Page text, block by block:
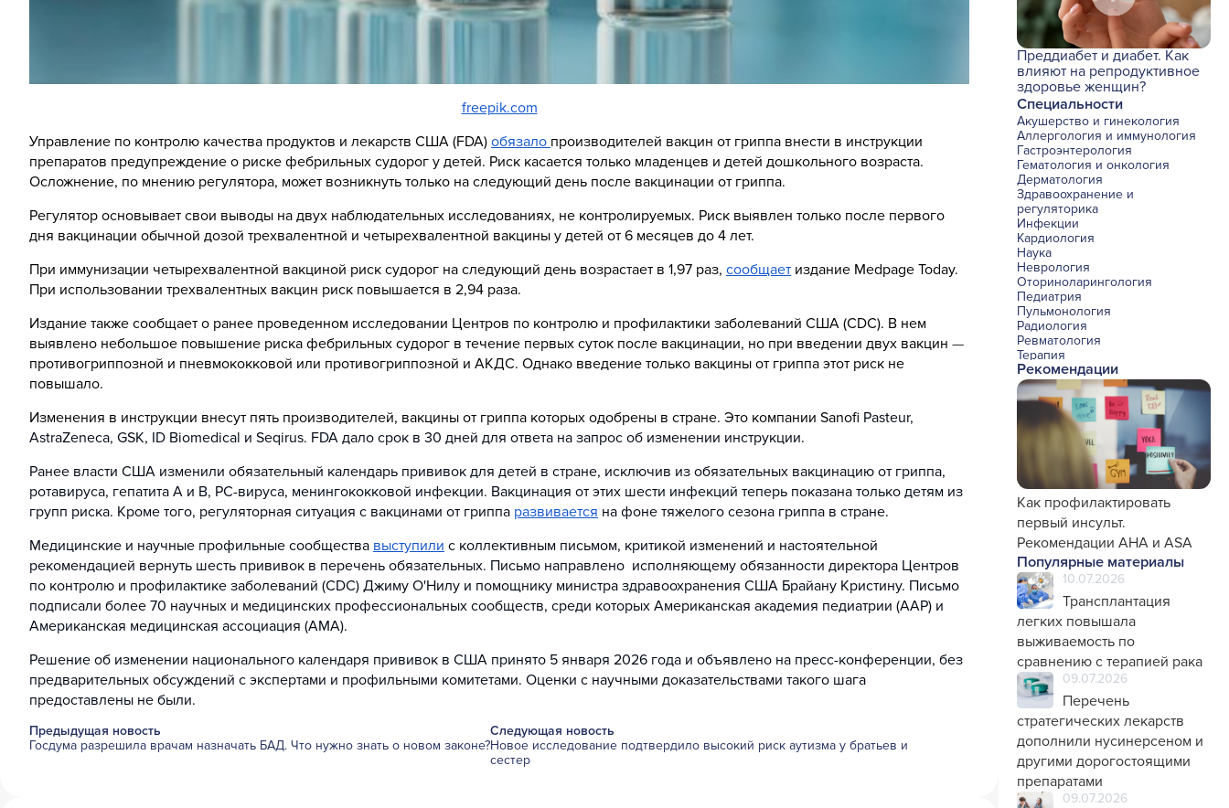
freepik.com
Управление по контролю качества продуктов и лекарств США (FDA) обязало производителей вакцин от гриппа внести в инструкции
препаратов предупреждение о риске фебрильных судорог у детей. Риск касается только младенцев и детей дошкольного возраста.
Осложнение, по мнению регулятора, может возникнуть только на следующий день после вакцинации от гриппа.
Регулятор основывает свои выводы на двух наблюдательных исследованиях, не контролируемых. Риск выявлен только после первого
дня вакцинации обычной дозой трехвалентной и четырехвалентной вакцины у детей от 6 месяцев до 4 лет.
При иммунизации четырехвалентной вакциной риск судорог на следующий день возрастает в 1,97 раз, сообщает издание Medpage Today.
При использовании трехвалентных вакцин риск повышается в 2,94 раза.
Издание также сообщает о ранее проведенном исследовании Центров по контролю и профилактики заболеваний США (CDC). В нем
выявлено небольшое повышение риска фебрильных судорог в течение первых суток после вакцинации, но при введении двух вакцин —
противогриппозной и пневмококковой или противогриппозной и АКДС. Однако введение только вакцины от гриппа этот риск не
повышало.
Изменения в инструкции внесут пять производителей, вакцины от гриппа которых одобрены в стране. Это компании Sanofi Pasteur,
AstraZeneca, GSK, ID Biomedical и Seqirus. FDA дало срок в 30 дней для ответа на запрос об изменении инструкции.
Ранее власти США изменили обязательный календарь прививок для детей в стране, исключив из обязательных вакцинацию от гриппа,
ротавируса, гепатита А и B, РС-вируса, менингококковой инфекции. Вакцинация от этих шести инфекций теперь показана только детям из
групп риска. Кроме того, регуляторная ситуация с вакцинами от гриппа развивается на фоне тяжелого сезона гриппа в стране.
Медицинские и научные профильные сообщества выступили с коллективным письмом, критикой изменений и настоятельной
рекомендацией вернуть шесть прививок в перечень обязательных. Письмо направлено исполняющему обязанности директора Центров
по контролю и профилактике заболеваний (CDC) Джиму О'Нилу и помощнику министра здравоохранения США Брайану Кристину. Письмо
подписали более 70 научных и медицинских профессиональных сообществ, среди которых Американская академия педиатрии (AAP) и
Американская медицинская ассоциация (AMA).
Решение об изменении национального календаря прививок в США принято 5 января 2026 года и объявлено на пресс-конференции, без
предварительных обсуждений с экспертами и профильными комитетами. Оценки с научными доказательствами такого шага
предоставлены не были.
Предыдущая новость
Госдума разрешила врачам назначать БАД. Что нужно знать о новом законе?
Следующая новость
Новое исследование подтвердило высокий риск аутизма у братьев и
сестер
Преддиабет и диабет. Как
влияют на репродуктивное
здоровье женщин?
Специальности
Акушерство и гинекология
Аллергология и иммунология
Гастроэнтерология
Гематология и онкология
Дерматология
Здравоохранение и
регуляторика
Инфекции
Кардиология
Наука
Неврология
Оториноларингология
Педиатрия
Пульмонология
Радиология
Ревматология
Терапия
Урология и нефрология
Фармакология
Хирургия с реаниматологией
Эндокринология
Психиатрия
Офтальмология
Эндоскопия
Стоматология
Травматология и ортопедия
Генетика
Фтизиатрия
Рекомендации
Как профилактировать
первый инсульт.
Рекомендации AHA и ASA
Популярные материалы
10.07.2026
Трансплантация
легких повышала
выживаемость по
сравнению с терапией рака
09.07.2026
Перечень
стратегических лекарств
дополнили нусинерсеном и
другими дорогостоящими
препаратами
09.07.2026